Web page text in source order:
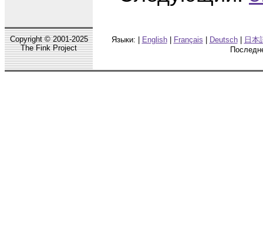
Copyright © 2001-2025
The Fink Project
Языки: | English| Français Deutsch|
日本